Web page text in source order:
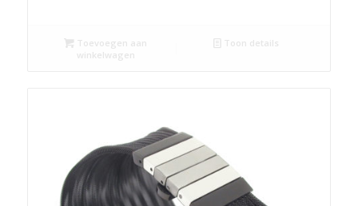
Toevoegen aan
winkelwagen
Toon details